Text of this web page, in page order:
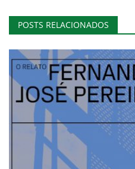
POSTS RELACIONADOS